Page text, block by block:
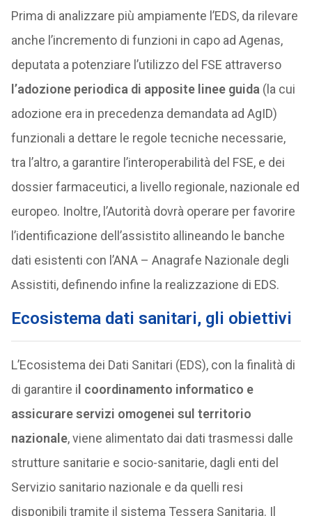
Prima di analizzare più ampiamente l’EDS, da rilevare
anche l’incremento di funzioni in capo ad Agenas,
deputata a potenziare l’utilizzo del FSE attraverso
l’adozione periodica di apposite linee guida (la cui
adozione era in precedenza demandata ad AgID)
funzionali a dettare le regole tecniche necessarie,
tra l’altro, a garantire l’interoperabilità del FSE, e dei
dossier farmaceutici, a livello regionale, nazionale ed
europeo. Inoltre, l’Autorità dovrà operare per favorire
l’identificazione dell’assistito allineando le banche
dati esistenti con l’ANA – Anagrafe Nazionale degli
Assistiti, definendo infine la realizzazione di EDS.
Ecosistema dati sanitari, gli obiettivi
L’Ecosistema dei Dati Sanitari (EDS), con la finalità di
di garantire i l coordinamento informatico e
assicurare servizi omogenei sul territorio
nazionale, viene alimentato dai dati trasmessi dalle
strutture sanitarie e socio-sanitarie, dagli enti del
Servizio sanitario nazionale e da quelli resi
disponibili tramite il sistema Tessera Sanitaria. Il